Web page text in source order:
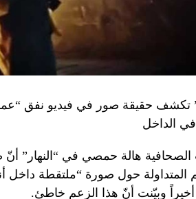
في الداخل
هالة حمصي في “النهار”
وبيّنت أنّ هذا الزعم خاطئ.